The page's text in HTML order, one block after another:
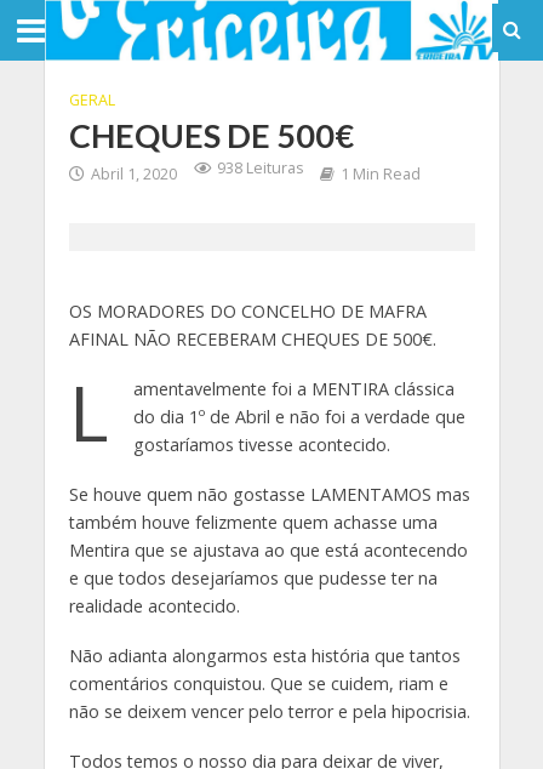
GERAL
CHEQUES DE 500€
Abril 1, 2020 938 Leituras 1 Min Read
OS MORADORES DO CONCELHO DE MAFRA
AFINAL NÃO RECEBERAM CHEQUES DE 500€.
L
amentavelmente foi a MENTIRA clássica
do dia 1º de Abril e não foi a verdade que
gostaríamos tivesse acontecido.
Se houve quem não gostasse LAMENTAMOS mas
também houve felizmente quem achasse uma
Mentira que se ajustava ao que está acontecendo
e que todos desejaríamos que pudesse ter na
realidade acontecido.
Não adianta alongarmos esta história que tantos
comentários conquistou. Que se cuidem, riam e
não se deixem vencer pelo terror e pela hipocrisia.
Todos temos o nosso dia para deixar de viver,